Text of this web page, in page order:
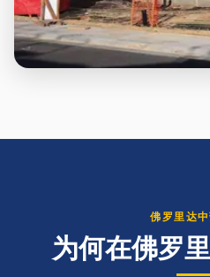
佛罗里达
为何在佛罗